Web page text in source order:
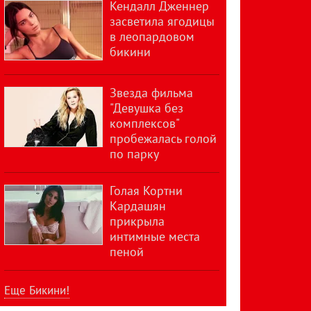
Кендалл Дженнер
засветила ягодицы
в леопардовом
бикини
Звезда фильма
"Девушка без
комплексов"
пробежалась голой
по парку
Голая Кортни
Кардашян
прикрыла
интимные места
пеной
Еще Бикини!